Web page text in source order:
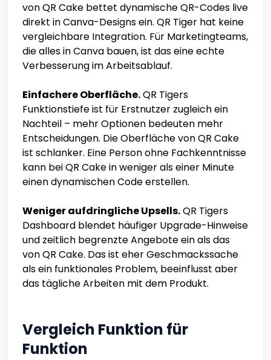
von QR Cake bettet dynamische QR-Codes live
direkt in Canva-Designs ein. QR Tiger hat keine
vergleichbare Integration. Für Marketingteams,
die alles in Canva bauen, ist das eine echte
Verbesserung im Arbeitsablauf.
Einfachere Oberfläche.QR Tigers
Funktionstiefe ist für Erstnutzer zugleich ein
Nachteil – mehr Optionen bedeuten mehr
Entscheidungen. Die Oberfläche von QR Cake
ist schlanker. Eine Person ohne Fachkenntnisse
kann bei QR Cake in weniger als einer Minute
einen dynamischen Code erstellen.
Weniger aufdringliche Upsells.QR Tigers
Dashboard blendet häufiger Upgrade-Hinweise
und zeitlich begrenzte Angebote ein als das
von QR Cake. Das ist eher Geschmackssache
als ein funktionales Problem, beeinflusst aber
das tägliche Arbeiten mit dem Produkt.
Vergleich Funktion für
Funktion